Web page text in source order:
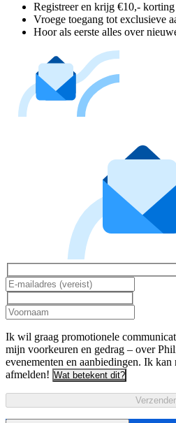
Registreer en krijg €10,- korting
Vroege toegang tot exclusieve
Hoor als eerste alles over
Ik wil graag promotionele
mijn voorkeuren en gedrag – over
evenementen en aanbiedingen. Ik
afmelden! Wat betekent dit?